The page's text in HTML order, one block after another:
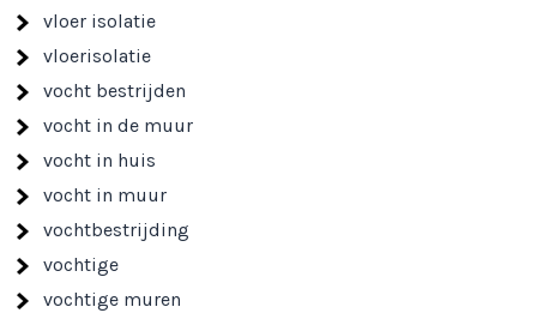
vloer isolatie
vloerisolatie
vocht bestrijden
vocht in de muur
vocht in huis
vocht in muur
vochtbestrijding
vochtige
vochtige muren